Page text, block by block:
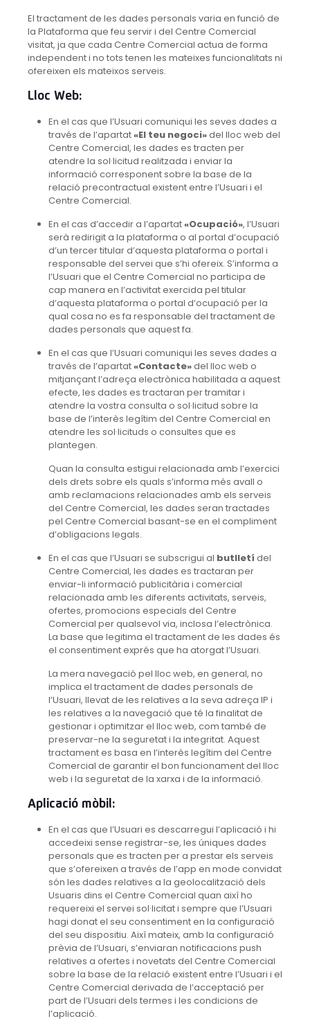
El tractament de les dades personals varia en funció de
la Plataforma que feu servir i del Centre Comercial
visitat, ja que cada Centre Comercial actua de forma
independent i no tots tenen les mateixes funcionalitats ni
ofereixen els mateixos serveis.
Lloc Web:
En el cas que l’Usuari comuniqui les seves dades a
través de l’apartat«El teu negoci»del lloc web del
Centre Comercial, les dades es tracten per
atendre la sol·licitud realitzada i enviar la
informació corresponent sobre la base de la
relació precontractual existent entre l’Usuari i el
Centre Comercial.
En el cas d’accedir a l’apartat«Ocupació», l’Usuari
serà redirigit a la plataforma o al portal d’ocupació
d’un tercer titular d’aquesta plataforma o portal i
responsable del servei que s’hi ofereix. S’informa a
l’Usuari que el Centre Comercial no participa de
cap manera en l’activitat exercida pel titular
d’aquesta plataforma o portal d’ocupació per la
qual cosa no es fa responsable del tractament de
dades personals que aquest fa.
En el cas que l’Usuari comuniqui les seves dades a
través de l’apartat«Contacte»del lloc web o
mitjançant l’adreça electrònica habilitada a aquest
efecte, les dades es tractaran per tramitar i
atendre la vostra consulta o sol·licitud sobre la
base de l’interès legítim del Centre Comercial en
atendre les sol·licituds o consultes que es
plantegen.
Quan la consulta estigui relacionada amb l’exercici
dels drets sobre els quals s’informa més avall o
amb reclamacions relacionades amb els serveis
del Centre Comercial, les dades seran tractades
pel Centre Comercial basant-se en el compliment
d’obligacions legals.
En el cas que l’Usuari se subscrigui al butlletí del
Centre Comercial, les dades es tractaran per
enviar-li informació publicitària i comercial
relacionada amb les diferents activitats, serveis,
ofertes, promocions especials del Centre
Comercial per qualsevol via, inclosa l’electrònica.
La base que legitima el tractament de les dades és
el consentiment exprés que ha atorgat l’Usuari.
La mera navegació pel lloc web, en general, no
implica el tractament de dades personals de
l’Usuari, llevat de les relatives a la seva adreça IP i
les relatives a la navegació que té la finalitat de
gestionar i optimitzar el lloc web, com també de
preservar-ne la seguretat i la integritat. Aquest
tractament es basa en l’interès legítim del Centre
Comercial de garantir el bon funcionament del lloc
web i la seguretat de la xarxa i de la informació.
Aplicació mòbil:
En el cas que l’Usuari es descarregui l’aplicació i hi
accedeixi sense registrar-se, les úniques dades
personals que es tracten per a prestar els serveis
que s’ofereixen a través de l’app en mode convidat
són les dades relatives a la geolocalització dels
Usuaris dins el Centre Comercial quan així ho
requereixi el servei sol·licitat i sempre que l’Usuari
hagi donat el seu consentiment en la configuració
del seu dispositiu. Així mateix, amb la configuració
prèvia de l’Usuari, s’enviaran notificacions push
relatives a ofertes i novetats del Centre Comercial
sobre la base de la relació existent entre l’Usuari i el
Centre Comercial derivada de l’acceptació per
part de l’Usuari dels termes i les condicions de
l’aplicació.